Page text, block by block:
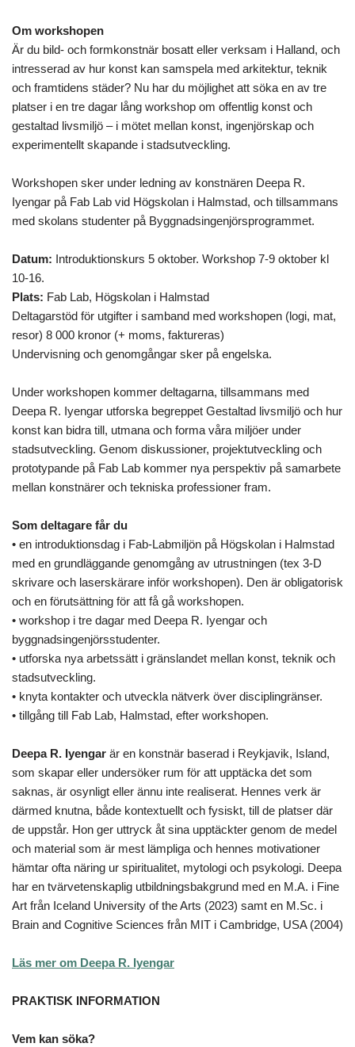
Om workshopen
Är du bild- och formkonstnär bosatt eller verksam i Halland, och
intresserad av hur konst kan samspela med arkitektur, teknik
och framtidens städer? Nu har du möjlighet att söka en av tre
platser i en tre dagar lång workshop om offentlig konst och
gestaltad livsmiljö – i mötet mellan konst, ingenjörskap och
experimentellt skapande i stadsutveckling.
Workshopen sker under ledning av konstnären Deepa R.
Iyengar på Fab Lab vid Högskolan i Halmstad, och tillsammans
med skolans studenter på Byggnadsingenjörsprogrammet.
Datum: Introduktionskurs 5 oktober. Workshop 7-9 oktober kl
10-16.
Plats: Fab Lab, Högskolan i Halmstad
Deltagarstöd för utgifter i samband med workshopen (logi, mat,
resor) 8 000 kronor (+ moms, faktureras)
Undervisning och genomgångar sker på engelska.
Under workshopen kommer deltagarna, tillsammans med
Deepa R. Iyengar utforska begreppet Gestaltad livsmiljö och hur
konst kan bidra till, utmana och forma våra miljöer under
stadsutveckling. Genom diskussioner, projektutveckling och
prototypande på Fab Lab kommer nya perspektiv på samarbete
mellan konstnärer och tekniska professioner fram.
Som deltagare får du
• en introduktionsdag i Fab-Labmiljön på Högskolan i Halmstad
med en grundläggande genomgång av utrustningen (tex 3-D
skrivare och laserskärare inför workshopen). Den är obligatorisk
och en förutsättning för att få gå workshopen.
• workshop i tre dagar med Deepa R. Iyengar och
byggnadsingenjörsstudenter.
• utforska nya arbetssätt i gränslandet mellan konst, teknik och
stadsutveckling.
• knyta kontakter och utveckla nätverk över disciplingränser.
• tillgång till Fab Lab, Halmstad, efter workshopen.
Deepa R. Iyengar är en konstnär baserad i Reykjavik, Island,
som skapar eller undersöker rum för att upptäcka det som
saknas, är osynligt eller ännu inte realiserat. Hennes verk är
därmed knutna, både kontextuellt och fysiskt, till de platser där
de uppstår. Hon ger uttryck åt sina upptäckter genom de medel
och material som är mest lämpliga och hennes motivationer
hämtar ofta näring ur spiritualitet, mytologi och psykologi. Deepa
har en tvärvetenskaplig utbildningsbakgrund med en M.A. i Fine
Art från Iceland University of the Arts (2023) samt en M.Sc. i
Brain and Cognitive Sciences från MIT i Cambridge, USA (2004)
Läs mer om Deepa R. Iyengar
PRAKTISK INFORMATION
Vem kan söka?